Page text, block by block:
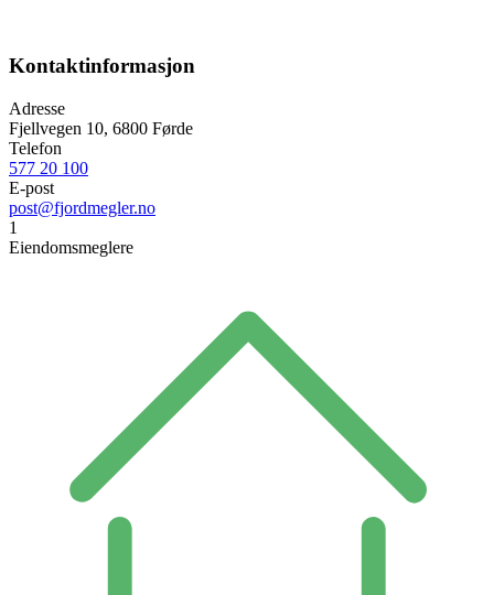
Kontaktinformasjon
Adresse
Fjellvegen 10, 6800 Førde
Telefon
577 20 100
E-post
post@fjordmegler.no
1
Eiendomsmeglere